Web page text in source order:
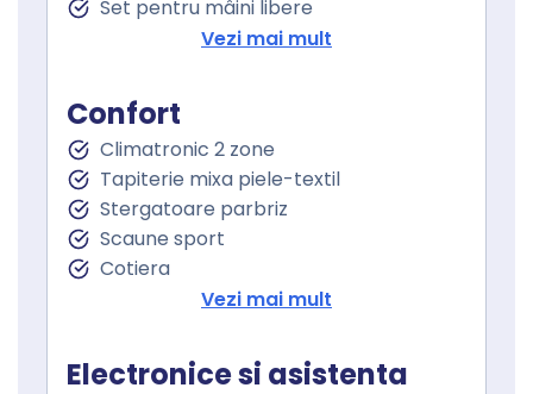
Set pentru mâini libere
Touchscreen
Vezi mai mult
Confort
Climatronic 2 zone
Tapiterie mixa piele-textil
Stergatoare parbriz
Scaune sport
Cotiera
Cotiera spate
Volan cu comenzi
Keyless go
Vezi mai mult
Electronice si asistenta